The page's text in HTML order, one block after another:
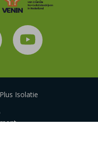
Isolatie